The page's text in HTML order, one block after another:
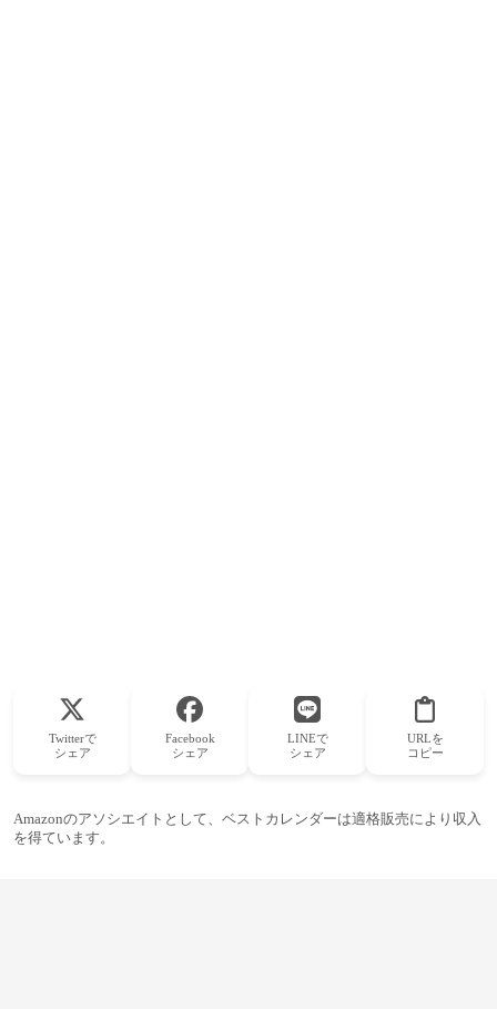
Twitterで
シェア
Facebook
シェア
LINEで
シェア
URLを
コピー
Amazonのアソシエイトとして、ベストカレンダーは適格販売により収入
を得ています。